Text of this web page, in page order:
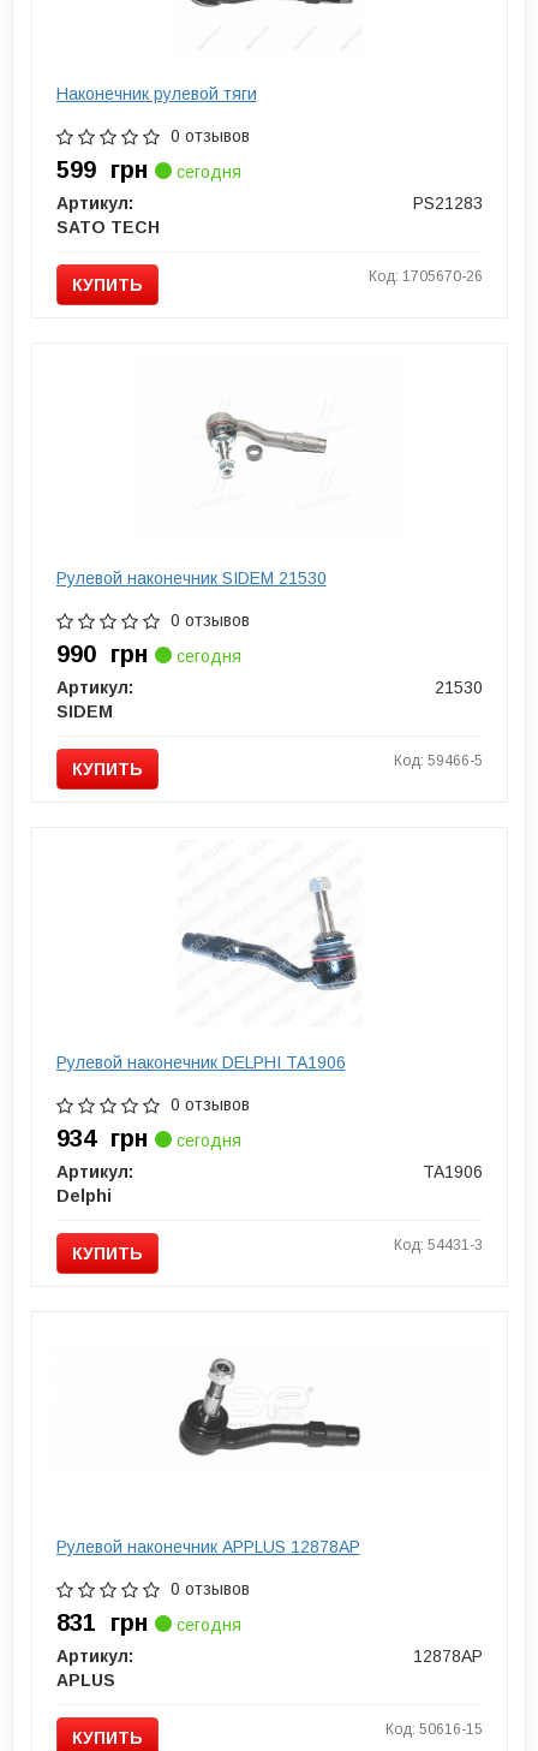
Наконечник рулевой тяги
0 отзывов
599 грн
сегодня
Артикул:
PS21283
SATO TECH
КУПИТЬ Код: 1705670-26
Рулевой наконечник SIDEM 21530
0 отзывов
990 грн
сегодня
Артикул:
21530
SIDEM
КУПИТЬ Код: 59466-5
Рулевой наконечник DELPHI TA1906
0 отзывов
934 грн
сегодня
Артикул:
TA1906
Delphi
КУПИТЬ Код: 54431-3
Рулевой наконечник APPLUS 12878AP
0 отзывов
831 грн
сегодня
Артикул:
12878AP
APLUS
КУПИТЬ Код: 50616-15